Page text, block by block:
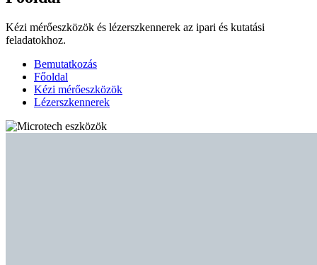
Kézi mérőeszközök és lézerszkennerek az ipari és kutatási
feladatokhoz.
Bemutatkozás
Főoldal
Kézi mérőeszközök
Lézerszkennerek